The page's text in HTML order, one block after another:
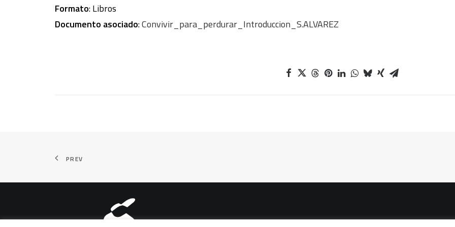
Formato: Libros
Documento asociado:Convivir_para_perdurar_Introduccion_S.ALVAREZ
PREV
Aviso legal|Política de privacidad|Política de cookies|Condiciones legales de venta